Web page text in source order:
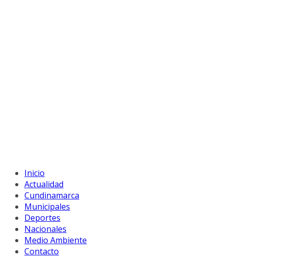
Inicio
Actualidad
Cundinamarca
Municipales
Deportes
Nacionales
Medio Ambiente
Contacto